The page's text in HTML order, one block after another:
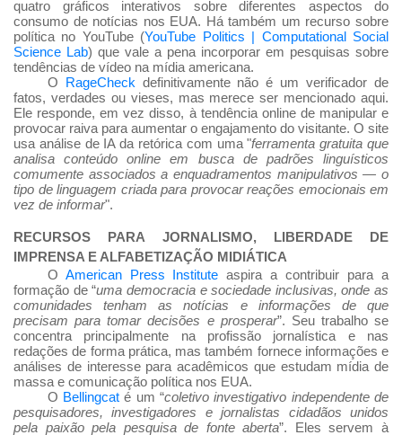
quatro gráficos interativos sobre diferentes aspectos do
consumo de notícias nos EUA. Há também um recurso sobre
política no YouTube (YouTube Politics | Computational Social
Science Lab) que vale a pena incorporar em pesquisas sobre
tendências de vídeo na mídia americana.
O RageCheck definitivamente não é um verificador de
fatos, verdades ou vieses, mas merece ser mencionado aqui.
Ele responde, em vez disso, à tendência online de manipular e
provocar raiva para aumentar o engajamento do visitante. O site
usa análise de IA da retórica com uma "ferramenta gratuita que
analisa conteúdo online em busca de padrões linguísticos
comumente associados a enquadramentos manipulativos — o
tipo de linguagem criada para provocar reações emocionais em
vez de informar".
RECURSOS PARA JORNALISMO, LIBERDADE DE
IMPRENSA E ALFABETIZAÇÃO MIDIÁTICA
O American Press Institute aspira a contribuir para a
formação de “uma democracia e sociedade inclusivas, onde as
comunidades tenham as notícias e informações de que
precisam para tomar decisões e prosperar”. Seu trabalho se
concentra principalmente na profissão jornalística e nas
redações de forma prática, mas também fornece informações e
análises de interesse para acadêmicos que estudam mídia de
massa e comunicação política nos EUA.
O Bellingcat é um “coletivo investigativo independente de
pesquisadores, investigadores e jornalistas cidadãos unidos
pela paixão pela pesquisa de fonte aberta”. Eles servem à